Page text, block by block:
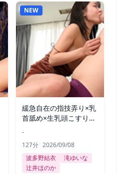
NEW
緩急自在の指技弄り×乳
首舐め×生乳頭こすり合
-
127分 2026/09/08
波多野結衣
滝ゆいな
辻井ほのか